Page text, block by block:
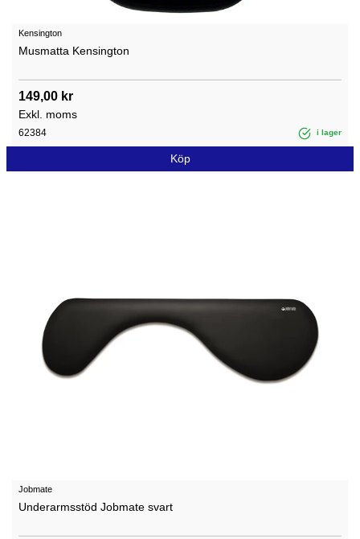
Kensington
Musmatta Kensington
149,00 kr
Exkl. moms
62384 i lager
Köp
Jobmate
Underarmsstöd Jobmate svart